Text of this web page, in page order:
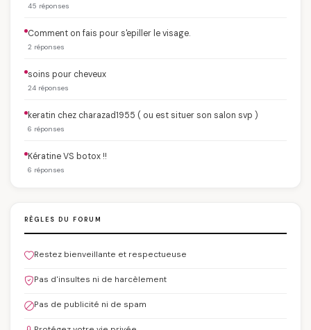
45 réponses
Comment on fais pour s'epiller le visage.
2 réponses
soins pour cheveux
24 réponses
keratin chez charazad1955 ( ou est situer son salon svp )
6 réponses
Kératine VS botox !!
6 réponses
RÈGLES DU FORUM
Restez bienveillante et respectueuse
Pas d'insultes ni de harcèlement
Pas de publicité ni de spam